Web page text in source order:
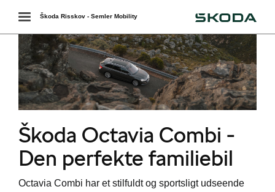
Toggle
navigation
Škoda Risskov - Semler Mobility
Škoda Octavia Combi -
Den perfekte familiebil
Octavia Combi har et stilfuldt og sportsligt udseende